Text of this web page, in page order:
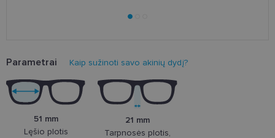
Parametrai Kaip sužinoti savo akinių dydį?
51 mm
Lęšio plotis
21 mm
Tarpnosės plotis,